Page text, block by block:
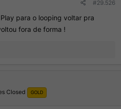
#29.526
para o looping voltar pra
fora de forma !
Closed GOLD